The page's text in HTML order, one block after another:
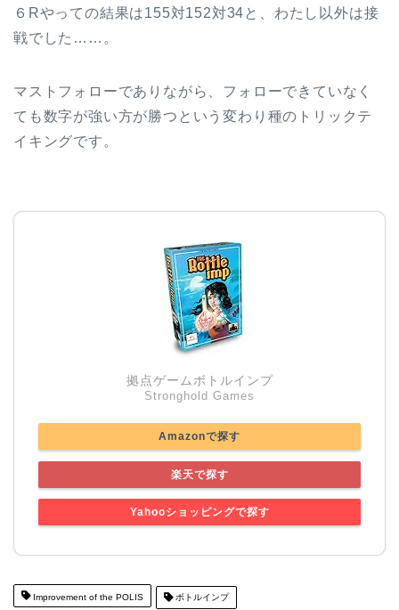
６Rやっての結果は155対152対34と、わたし以外は接
戦でした……。
マストフォローでありながら、フォローできていなく
ても数字が強い方が勝つという変わり種のトリックテ
イキングです。
拠点ゲームボトルインプ
Stronghold Games
Amazonで探す
楽天で探す
Yahooショッピングで探す
Improvement of the POLIS ボトルインプ